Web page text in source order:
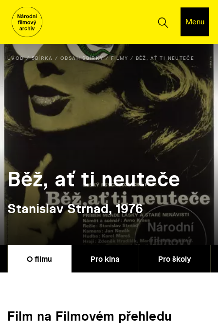
Menu
ÚVOD SBÍRKA OBSAH SBÍRKY FILMY BĚŽ, AŤ TI NEUTEČE
Běž, ať ti neuteče
Stanislav Strnad, 1976
O filmu Pro kina Pro školy
Film na Filmovém přehledu